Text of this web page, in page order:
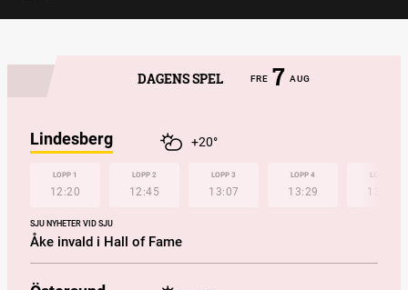
DAGENS SPEL FRE 7 AUG
Lindesberg +20°
LOPP 1
12:20
LOPP 2
12:45
LOPP 3
13:07
LOPP 4
13:29
LOPP 5
13:50
SJU NYHETER VID SJU
Åke invald i Hall of Fame